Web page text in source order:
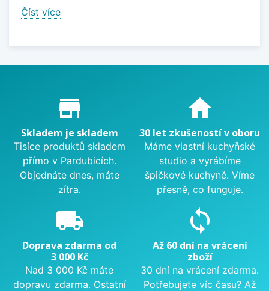
Číst více
Proč nakupovat u nás?
store_mall_directory
Skladem je skladem
Tisíce produktů skladem
přímo v Pardubicích.
Objednáte dnes, máte
zítra.
home
30 let zkušeností v oboru
Máme vlastní kuchyňské
studio a vyrábíme
špičkové kuchyně. Víme
přesně, co funguje.
local_shipping
Doprava zdarma od
3 000 Kč
Nad 3 000 Kč máte
dopravu zdarma. Ostatní
sync
Až 60 dní na vrácení
zboží
30 dní na vrácení zdarma.
Potřebujete víc času? Až